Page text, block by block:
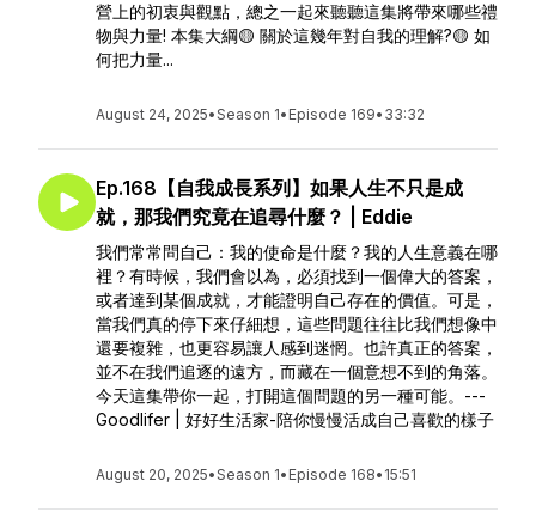
營上的初衷與觀點，總之一起來聽聽這集將帶來哪些禮
物與力量! 本集大綱🟡 關於這幾年對自我的理解?🟡 如
何把力量...
August 24, 2025•Season 1• Episode 169• 33:32
Ep.168【自我成長系列】如果人生不只是成
就，那我們究竟在追尋什麼？ | Eddie
我們常常問自己：我的使命是什麼？我的人生意義在哪
裡？有時候，我們會以為，必須找到一個偉大的答案，
或者達到某個成就，才能證明自己存在的價值。可是，
當我們真的停下來仔細想，這些問題往往比我們想像中
還要複雜，也更容易讓人感到迷惘。也許真正的答案，
並不在我們追逐的遠方，而藏在一個意想不到的角落。
今天這集帶你一起，打開這個問題的另一種可能。---
Goodlifer | 好好生活家-陪你慢慢活成自己喜歡的樣子
August 20, 2025•Season 1• Episode 168• 15:51